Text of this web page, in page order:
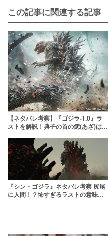
この記事に関連する記事
【ネタバレ考察】『ゴジラ-1.0』ラ
ストを解説！典子の首の痣(あざ)は何
『シン・ゴジラ』ネタバレ考察 尻尾
に人間！？怖すぎるラストの意味を